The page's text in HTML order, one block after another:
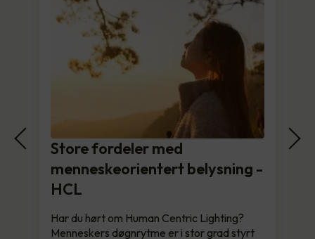
Store fordeler med
menneskeorientert belysning -
HCL
Har du hørt om Human Centric Lighting?
Menneskers døgnrytme er i stor grad styrt